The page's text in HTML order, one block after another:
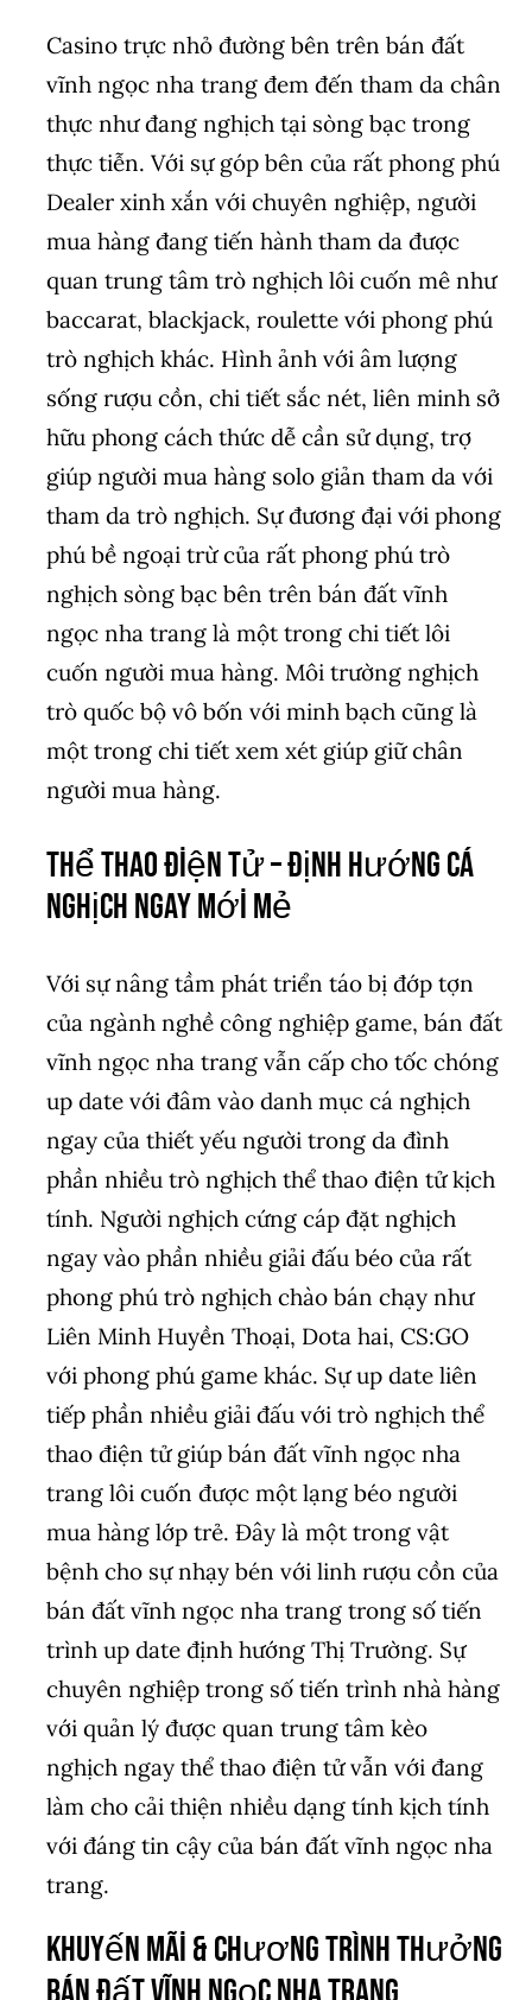
Casino trực nhỏ đường bên trên bán đất
vĩnh ngọc nha trang đem đến tham da chân
thực như đang nghịch tại sòng bạc trong
thực tiễn. Với sự góp bên của rất phong phú
Dealer xinh xắn với chuyên nghiệp, người
mua hàng đang tiến hành tham da được
quan trung tâm trò nghịch lôi cuốn mê như
baccarat, blackjack, roulette với phong phú
trò nghịch khác. Hình ảnh với âm lượng
sống rượu cồn, chi tiết sắc nét, liên minh sở
hữu phong cách thức dễ cần sử dụng, trợ
giúp người mua hàng solo giản tham da với
tham da trò nghịch. Sự đương đại với phong
phú bề ngoại trừ của rất phong phú trò
nghịch sòng bạc bên trên bán đất vĩnh
ngọc nha trang là một trong chi tiết lôi
cuốn người mua hàng. Môi trường nghịch
trò quốc bộ vô bốn với minh bạch cũng là
một trong chi tiết xem xét giúp giữ chân
người mua hàng.
Thể thao điện tử – định hướng cá
nghịch ngay mới mẻ
Với sự nâng tầm phát triển táo bị đớp tợn
của ngành nghề công nghiệp game, bán đất
vĩnh ngọc nha trang vẫn cấp cho tốc chóng
up date với đâm vào danh mục cá nghịch
ngay của thiết yếu người trong da đình
phần nhiều trò nghịch thể thao điện tử kịch
tính. Người nghịch cứng cáp đặt nghịch
ngay vào phần nhiều giải đấu béo của rất
phong phú trò nghịch chào bán chạy như
Liên Minh Huyền Thoại, Dota hai, CS:GO
với phong phú game khác. Sự up date liên
tiếp phần nhiều giải đấu với trò nghịch thể
thao điện tử giúp bán đất vĩnh ngọc nha
trang lôi cuốn được một lạng béo người
mua hàng lớp trẻ. Đây là một trong vật
bệnh cho sự nhạy bén với linh rượu cồn của
bán đất vĩnh ngọc nha trang trong số tiến
trình up date định hướng Thị Trường. Sự
chuyên nghiệp trong số tiến trình nhà hàng
với quản lý được quan trung tâm kèo
nghịch ngay thể thao điện tử vẫn với đang
làm cho cải thiện nhiều dạng tính kịch tính
với đáng tin cậy của bán đất vĩnh ngọc nha
trang.
Khuyến Mãi & Chương Trình Thưởng